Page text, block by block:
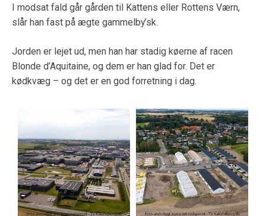
I modsat fald går gården til Kattens eller Rottens Værn,
slår han fast på ægte gammelby’sk.
Jorden er lejet ud, men han har stadig køerne af racen
Blonde d’Aquitaine, og dem er han glad for. Det er
kødkvæg – og det er en god forretning i dag.